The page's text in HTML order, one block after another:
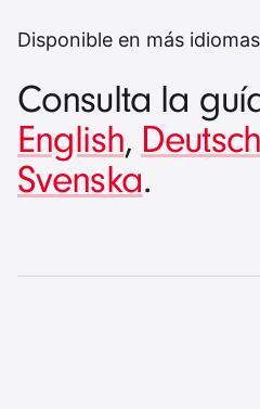
Disponible en más idiomas
Consulta la
English, Deutsch
Svenska.